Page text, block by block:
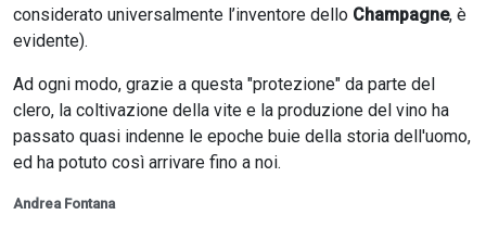
considerato universalmente l’inventore dello Champagne, è
evidente).
Ad ogni modo, grazie a questa "protezione" da parte del
clero, la coltivazione della vite e la produzione del vino ha
passato quasi indenne le epoche buie della storia dell'uomo,
ed ha potuto così arrivare fino a noi.
Andrea Fontana